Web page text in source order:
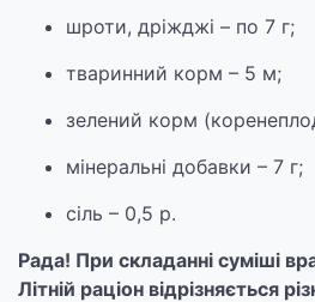
шроти, дріжджі – по 7 г;
тваринний корм – 5 м;
зелений корм
мінеральні добавки – 7 г;
сіль – 0,5 р.
Рада! При складанні суміші
Літній раціон відрізняється